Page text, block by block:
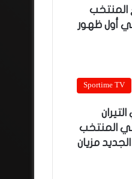
المنتخب
أول ظهور
Sportime TV
المنتخب
مزيان